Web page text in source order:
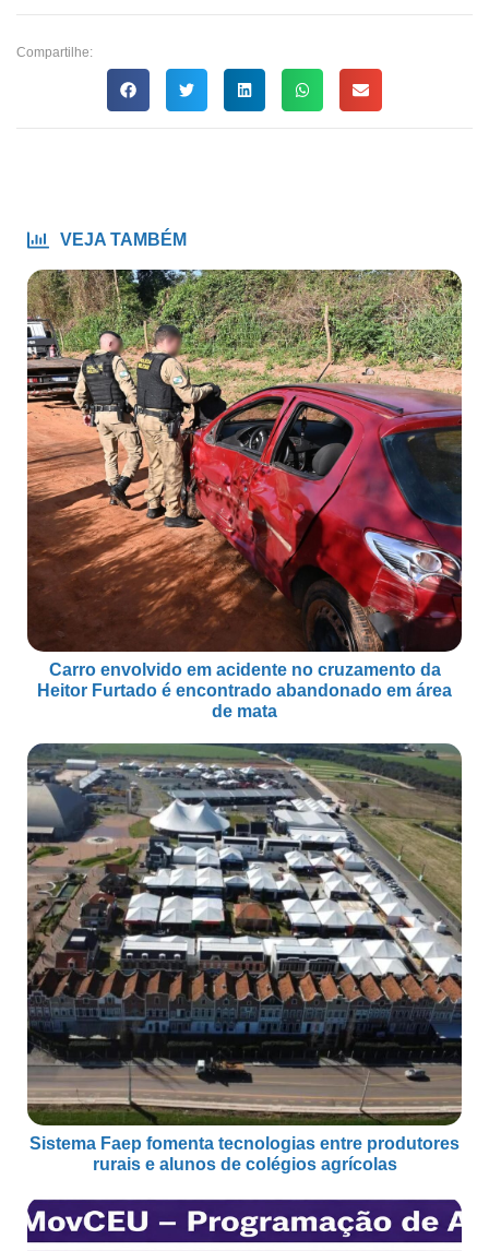
Compartilhe:
VEJA TAMBÉM
Carro envolvido em acidente no cruzamento da
Heitor Furtado é encontrado abandonado em área
de mata
Sistema Faep fomenta tecnologias entre produtores
rurais e alunos de colégios agrícolas